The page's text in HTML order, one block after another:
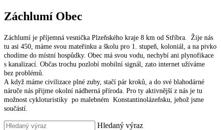
Záchlumí Obec
Záchlumí je příjemná vesnička Plzeňského kraje 8 km od Stříbra. Žije nás
tu asi 450, máme svou mateřinku a školu pro 1. stupeň, koloniál, a na pivko
chodíme do místní hospůdky. Obec má svou vodu, nechybí ani plynofikace
s kanalizací. Občas trochu pozlobí mobilní signál, zato internet užíváme
bez problémů.
A když máme civilizace plné zuby, stačí pár kroků, a do své blahodárné
náruče nás přijme okolní nádherná příroda. Pro ty aktivnější z nás je tu
možnost cykloturistiky po malebném Konstantinolázeňsku, jehož jsme
součástí.
Hledaný výraz